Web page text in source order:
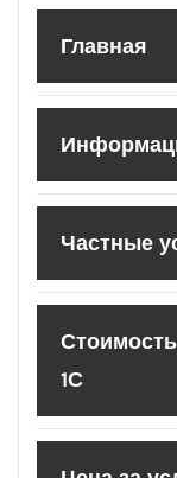
Главная
Частные
1С